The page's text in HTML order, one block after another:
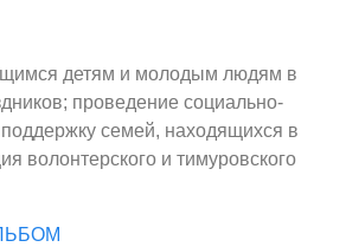
детям и молодым людям в
проведение социально-
семей, находящихся в
волонтерского и тимуровского